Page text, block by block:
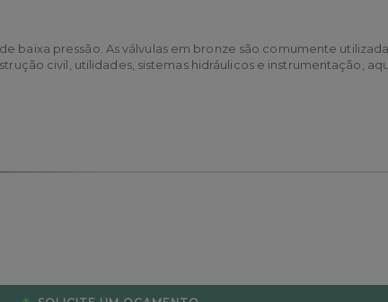
baixa pressão. As válvulas em bronze são comumente
civil, utilidades, sistemas hidráulicos e instrumentação,